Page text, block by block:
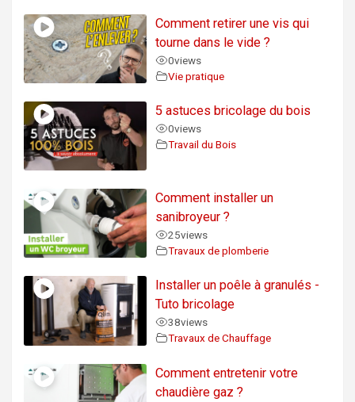
Comment retirer une vis qui
tourne dans le vide ?
0views
Vie pratique
5 astuces bricolage du bois
0views
Travail du Bois
Comment installer un
sanibroyeur ?
25views
Travaux de plomberie
Installer un poêle à granulés -
Tuto bricolage
38views
Travaux de Chauffage
Comment entretenir votre
chaudière gaz ?